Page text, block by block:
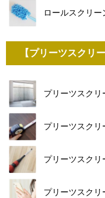
ロールスクリ
【プリーツスクリー
プリーツスクリ
プリーツスク
プリーツスク
プリーツスク